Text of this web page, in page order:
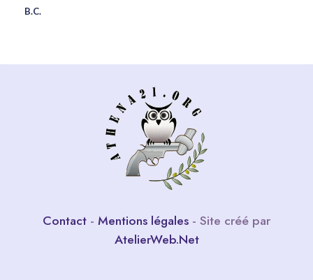
B.C.
Contact - Mentions légales - Site créé par
AtelierWeb.Net